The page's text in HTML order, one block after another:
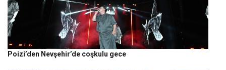
Poizi’den Nevşehir’de coşkulu gece